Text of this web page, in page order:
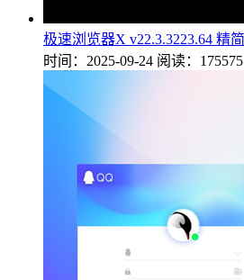
极速浏览器X v22.3.3223.64
时间：2025-09-24 阅读：175575